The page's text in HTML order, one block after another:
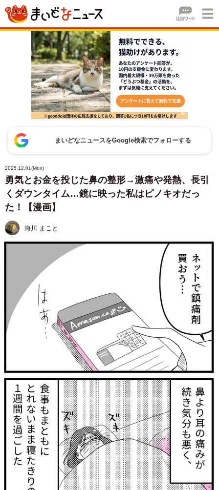
まいどなニュースをGoogle検索でフォローする
2025.12.01(Mon)
勇気とお金を投じた鼻の整形→激痛や発熱、長引
くダウンタイム…鏡に映った私はピノキオだっ
た！【漫画】
海川 まこと